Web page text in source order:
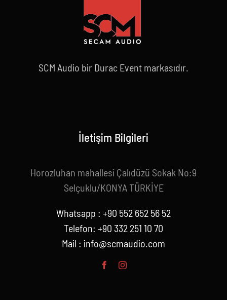
SCM Audio bir Durac Event markasıdır.
İletişim Bilgileri
Horozluhan mahallesi Çalıdüzü Sokak No:9
Selçuklu/KONYA TÜRKİYE
Whatsapp : +90 552 652 56 52
Telefon: +90 332 251 10 70
Mail : info@scmaudio.com